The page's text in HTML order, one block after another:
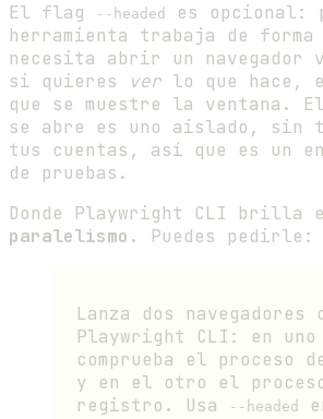
El flag --headed
es opcional:
herramienta trabaja de
necesita abrir un
si quieres
ver lo que hace,
que se muestre la ventana.
se abre es uno aislado, sin
tus cuentas, así que es un
de pruebas.
Donde Playwright CLI brilla
paralelismo . Puedes pedirle:
Lanza dos navegadores
Playwright CLI: en uno
comprueba el proceso
y en el otro el
registro. Usa
--headed